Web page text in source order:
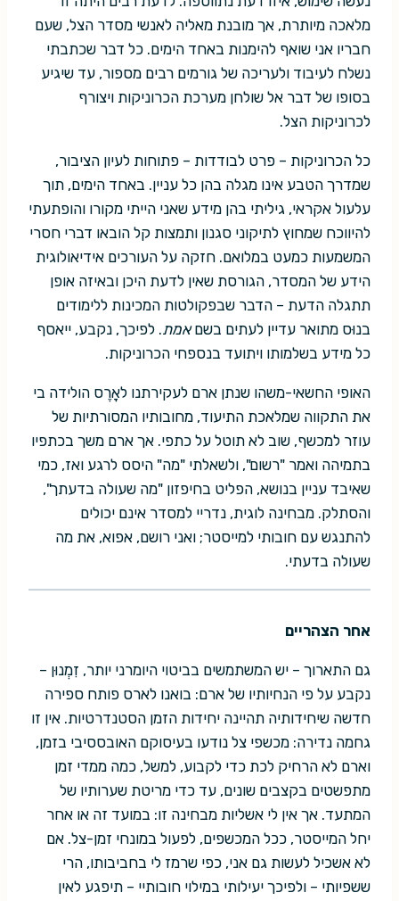
מלאכה מיותרת, אך מובנת מאליה לאנשי מסדר הצל, שעם
חבריו אני שואף להימנות באחד הימים. כל דבר שכתבתי
נשלח לעיבוד ולעריכה של גורמים רבים מספור, עד שיגיע
בסופו של דבר אל שולחן מערכת הכרוניקות ויצורף
לכרוניקות הצל.
כל הכרוניקות – פרט לבודדות – פתוחות לעיון הציבור,
שמדרך הטבע אינו מגלה בהן כל עניין. באחד הימים, תוך
עלעול אקראי, גיליתי בהן מידע שאני הייתי מקורו והופתעתי
להיווכח שמחוץ לתיקוני סגנון ותמצות קל הובאו דברי חסרי
המשמעות כמעט במלואם. חזקה על העורכים אידיאולוגית
הידע של המסדר, הגורסת שאין לדעת היכן ובאיזה אופן
תתגלה הדעת – הדבר שבפקולטות המכינות ללימודים
בנוּס מתואר עדיין לעתים בשםאמת. לפיכך, נקבע, ייאסף
כל מידע בשלמותו ויתועד בנספחי הכרוניקות.
האופי החשאי-משהו שנתן ארם לעקירתנו לאָרֶס הולידה בי
את התקווה שמלאכת התיעוד, מחובותיו המסורתיות של
עוזר למכשף, שוב לא תוטל על כתפי. אך ארם משך בכתפיו
בתמיהה ואמר "רשום", ולשאלתי "מה" היסס לרגע ואז, כמי
שאיבד עניין בנושא, הפליט בחיפזון "מה שעולה בדעתך",
והסתלק. מבחינה לוגית, נדריי למסדר אינם יכולים
להתנגש עם חובותי למייסטר; ואני רושם, אפוא, את מה
שעולה בדעתי.
אחר הצהריים
גם התארוך – יש המשתמשים בביטוי היומרני יותר, זִמְנוּן –
נקבע על פי הנחיותיו של ארם: בואנו לארס פותח ספירה
חדשה שיחידותיה תהיינה יחידות הזמן הסטנדרטיות. אין זו
גחמה נדירה: מכשפי צל נודעו בעיסוקם האובססיבי בזמן,
וארם לא הרחיק לכת כדי לקבוע, למשל, כמה ממדי זמן
מתפשטים בקצבים שונים, עד כדי מריטת שערותיו של
המתעד. אך אין לי אשליות מבחינה זו: במועד זה או אחר
יחל המייסטר, ככל המכשפים, לפעול במונחי זמן-צל. אם
לא אשכיל לעשות גם אני, כפי שרמז לי בחביבותו, הרי
ששפיותי – ולפיכך יעילותי במילוי חובותיי – תיפגע לאין